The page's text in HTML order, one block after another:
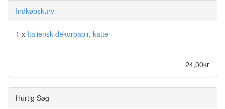
Indkøbskurv
1 x Italiensk dekorpapir, katte
24,00kr
Hurtig Søg